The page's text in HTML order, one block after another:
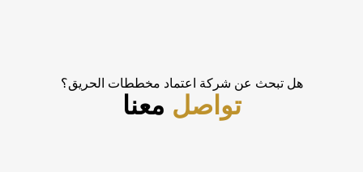
هل تبحث عن شركة اعتماد مخططات الحريق؟
تواصل معنا